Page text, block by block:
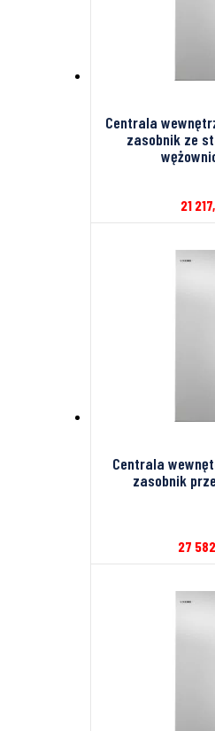
Centrala
zasobnik ze
21
Centrala
zasobnik
27